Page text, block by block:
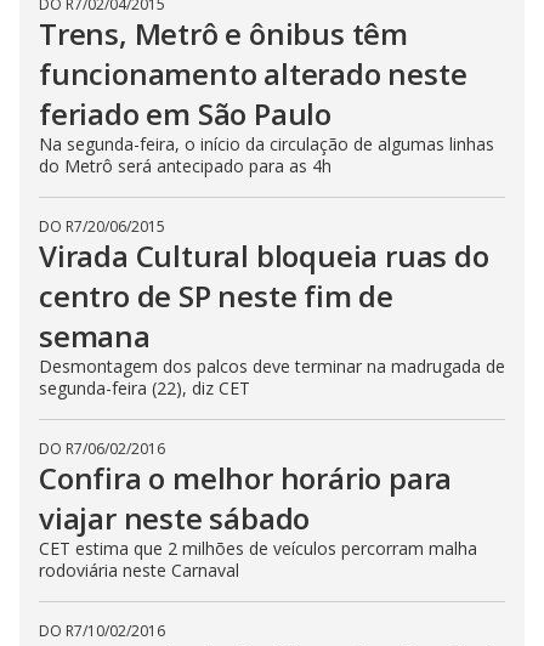
DO R7/02/04/2015
Trens, Metrô e ônibus têm
funcionamento alterado neste
feriado em São Paulo
Na segunda-feira, o início da circulação de algumas linhas
do Metrô será antecipado para as 4h
DO R7/20/06/2015
Virada Cultural bloqueia ruas do
centro de SP neste fim de
semana
Desmontagem dos palcos deve terminar na madrugada de
segunda-feira (22), diz CET
DO R7/06/02/2016
Confira o melhor horário para
viajar neste sábado
CET estima que 2 milhões de veículos percorram malha
rodoviária neste Carnaval
DO R7/10/02/2016